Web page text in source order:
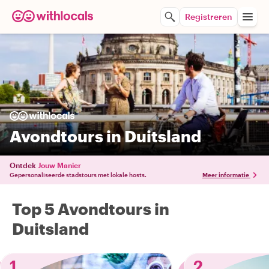
Registreren
Avondtours in Duitsland
Ontdek Jouw Manier
Gepersonaliseerde stadstours met lokale hosts. Meer informatie
Top 5 Avondtours in
Duitsland